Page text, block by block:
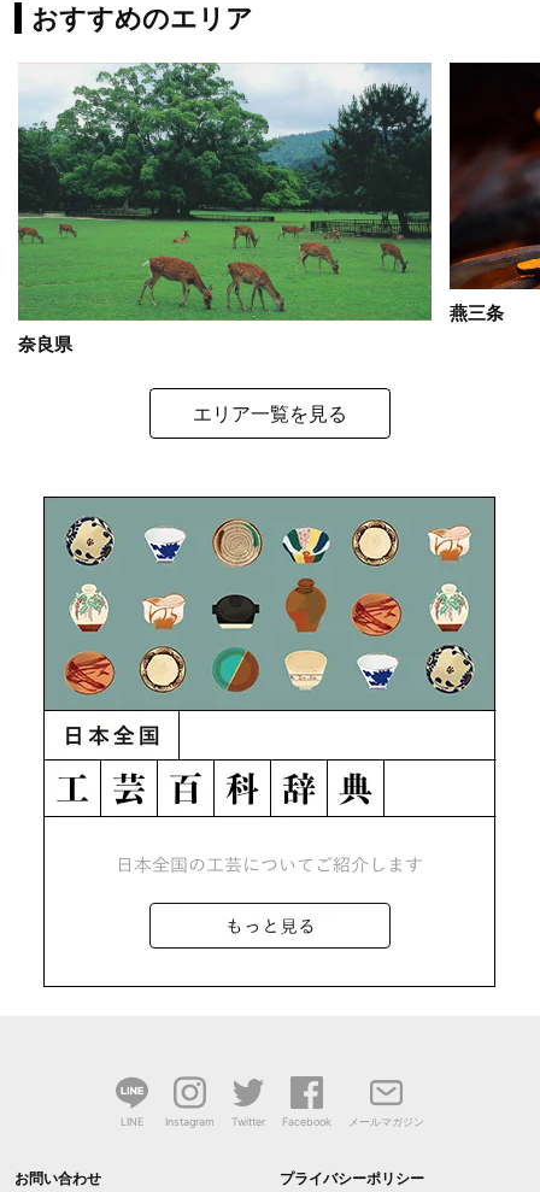
おすすめのエリア
奈良県
燕三条
エリア一覧を見る
LINE Instagram Twitter Facebook メールマガジン
お問い合わせ プライバシーポリシー